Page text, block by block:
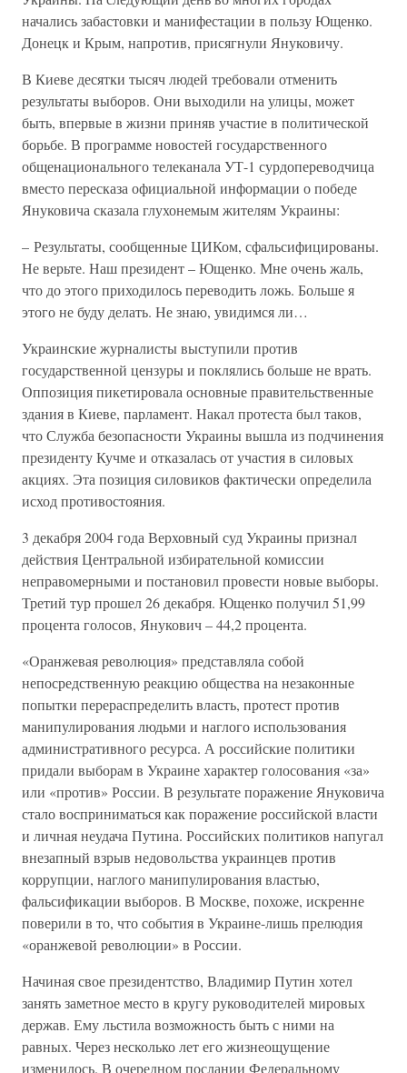
начались забастовки и манифестации в пользу Ющенко.
Донецк и Крым, напротив, присягнули Януковичу.
В Киеве десятки тысяч людей требовали отменить
результаты выборов. Они выходили на улицы, может
быть, впервые в жизни приняв участие в политической
борьбе. В программе новостей государственного
общенационального телеканала УТ-1 сурдопереводчица
вместо пересказа официальной информации о победе
Януковича сказала глухонемым жителям Украины:
– Результаты, сообщенные ЦИКом, сфальсифицированы.
Не верьте. Наш президент – Ющенко. Мне очень жаль,
что до этого приходилось переводить ложь. Больше я
этого не буду делать. Не знаю, увидимся ли…
Украинские журналисты выступили против
государственной цензуры и поклялись больше не врать.
Оппозиция пикетировала основные правительственные
здания в Киеве, парламент. Накал протеста был таков,
что Служба безопасности Украины вышла из подчинения
президенту Кучме и отказалась от участия в силовых
акциях. Эта позиция силовиков фактически определила
исход противостояния.
3 декабря 2004 года Верховный суд Украины признал
действия Центральной избирательной комиссии
неправомерными и постановил провести новые выборы.
Третий тур прошел 26 декабря. Ющенко получил 51,99
процента голосов, Янукович – 44,2 процента.
«Оранжевая революция» представляла собой
непосредственную реакцию общества на незаконные
попытки перераспределить власть, протест против
манипулирования людьми и наглого использования
административного ресурса. А российские политики
придали выборам в Украине характер голосования «за»
или «против» России. В результате поражение Януковича
стало восприниматься как поражение российской власти
и личная неудача Путина. Российских политиков напугал
внезапный взрыв недовольства украинцев против
коррупции, наглого манипулирования властью,
фальсификации выборов. В Москве, похоже, искренне
поверили в то, что события в Украине-лишь прелюдия
«оранжевой революции» в России.
Начиная свое президентство, Владимир Путин хотел
занять заметное место в кругу руководителей мировых
держав. Ему льстила возможность быть с ними на
равных. Через несколько лет его жизнеощущение
изменилось. В очередном послании Федеральному